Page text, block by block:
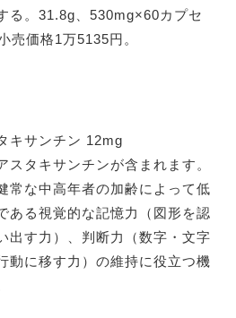
る。31.8g、530mg×60カプセ
売価格1万5135円。
キサンチン 12mg
スタキサンチンが含まれます。
常な中高年者の加齢によって低
ある視覚的な記憶力（図形を認
出す力）、判断力（数字・文字
動に移す力）の維持に役立つ機